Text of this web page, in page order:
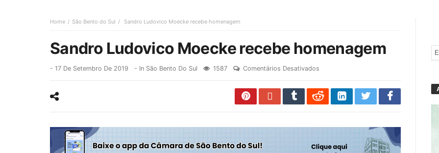
Home São Bento do Sul Sandro Ludovico Moecke recebe homenagem
Sandro Ludovico Moecke recebe homenagem
- 17 De Setembro De 2019 - In São Bento Do Sul 1587 Comentários Desativados